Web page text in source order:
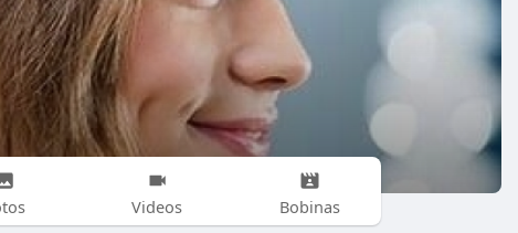
Videos Bobinas